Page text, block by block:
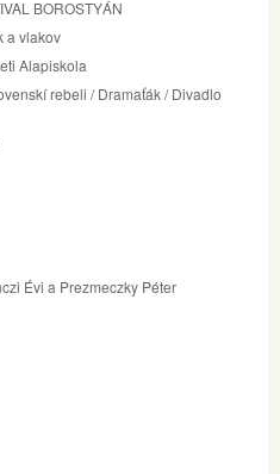
BOROSTYÁN
a vlakov
Alapiskola
rebeli / Dramaťák / Divadlo
Évi a Prezmeczky Péter